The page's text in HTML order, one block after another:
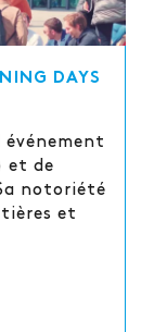
DAYS
événement
et de
notoriété
et